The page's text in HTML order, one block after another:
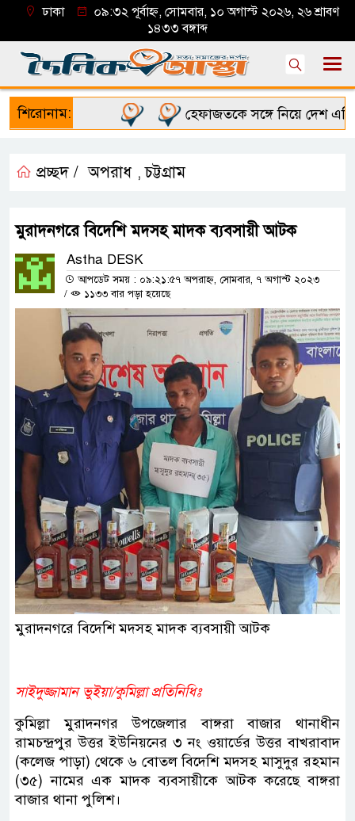
ঢাকা
০৯:৩২ পূর্বাহ্ন, সোমবার, ১০ অগাস্ট ২০২৬, ২৬ শ্রাবণ
১৪৩৩ বঙ্গাব্দ
শিরোনাম: হেফাজতকে সঙ্গে নিয়ে দেশ এগিয়ে
প্রচ্ছদ / অপরাধ ,চট্টগ্রাম
মুরাদনগরে বিদেশি মদসহ মাদক ব্যবসায়ী আটক
Astha DESK
আপডেট সময় : ০৯:২১:৫৭ অপরাহ্ন, সোমবার, ৭ অগাস্ট ২০২৩
/
১১৩৩ বার পড়া হয়েছে
মুরাদনগরে বিদেশি মদসহ মাদক ব্যবসায়ী আটক
সাইদুজ্জামান ভুইয়া/কুমিল্লা প্রতিনিধিঃ
কুমিল্লা মুরাদনগর উপজেলার বাঙ্গরা বাজার থানাধীন
রামচন্দ্রপুর উত্তর ইউনিয়নের ৩ নং ওয়ার্ডের উত্তর বাখরাবাদ
(কলেজ পাড়া) থেকে ৬ বোতল বিদেশি মদসহ মাসুদুর রহমান
(৩৫) নামের এক মাদক ব্যবসায়ীকে আটক করেছে বাঙ্গরা
বাজার থানা পুলিশ।